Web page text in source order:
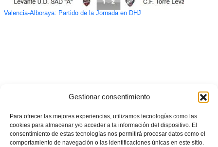
Gestionar consentimiento
Para ofrecer las mejores experiencias, utilizamos tecnologías como las
cookies para almacenar y/o acceder a la información del dispositivo. El
consentimiento de estas tecnologías nos permitirá procesar datos como el
comportamiento de navegación o las identificaciones únicas en este sitio.
Valencia-Alboraya: Partido de la Jornada en DHJ